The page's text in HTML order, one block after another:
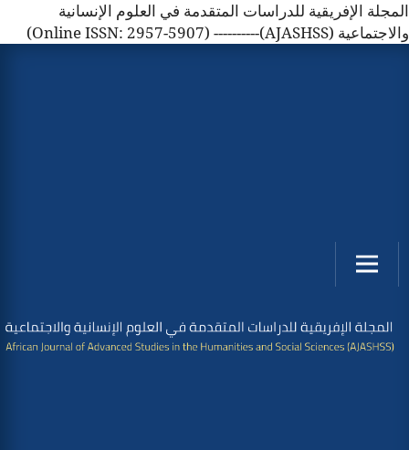
المجلة الإفريقية للدراسات المتقدمة في العلوم الإنسانية
والاجتماعية (AJASHSS)---------- (Online ISSN: 2957-5907)